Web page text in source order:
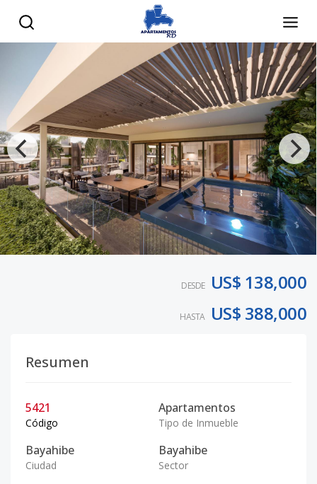
DESDE US$ 138,000
HASTA US$ 388,000
Resumen
5421
Código
Apartamentos
Tipo de Inmueble
Bayahibe
Ciudad
Bayahibe
Sector